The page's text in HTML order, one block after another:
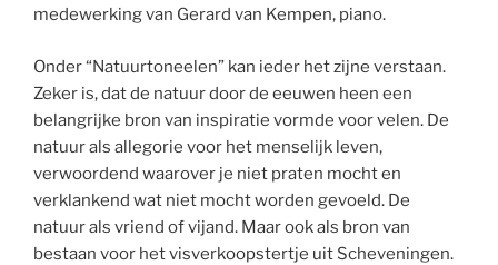
medewerking van Gerard van Kempen, piano.
Onder “Natuurtoneelen” kan ieder het zijne verstaan.
Zeker is, dat de natuur door de eeuwen heen een
belangrijke bron van inspiratie vormde voor velen. De
natuur als allegorie voor het menselijk leven,
verwoordend waarover je niet praten mocht en
verklankend wat niet mocht worden gevoeld. De
natuur als vriend of vijand. Maar ook als bron van
bestaan voor het visverkoopstertje uit Scheveningen.